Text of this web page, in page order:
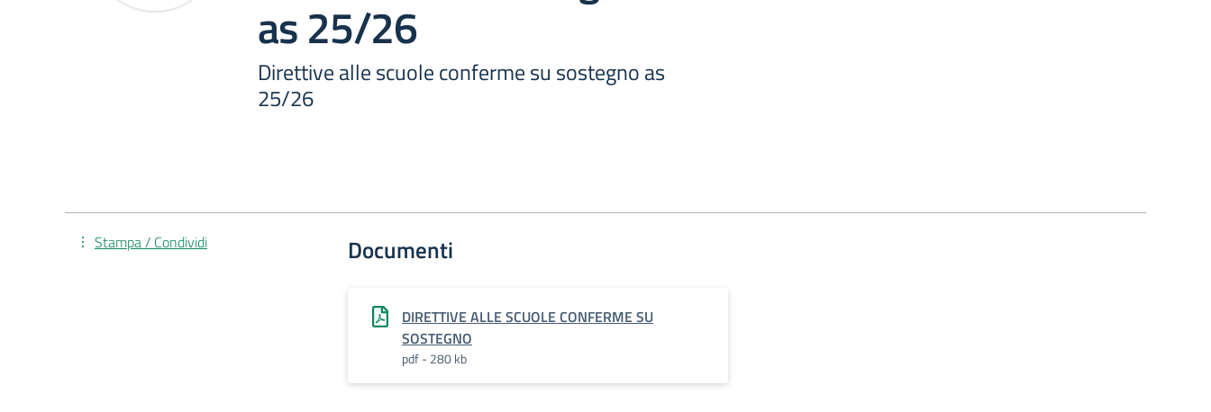
as 25/26
Direttive alle scuole conferme su sostegno as
25/26
Documenti
DIRETTIVE ALLE SCUOLE CONFERME SU
SOSTEGNO
pdf - 280 kb
Stampa / Condividi